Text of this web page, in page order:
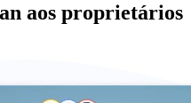
aos proprietários